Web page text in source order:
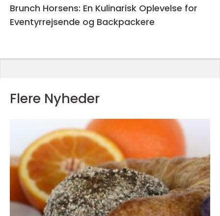
Brunch Horsens: En Kulinarisk Oplevelse for
Eventyrrejsende og Backpackere
Flere Nyheder